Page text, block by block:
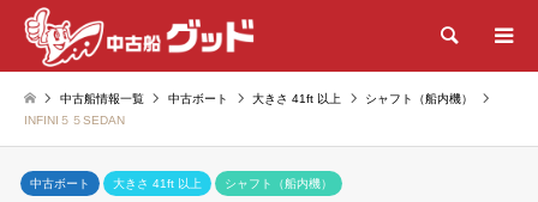
検索
中古船情報一覧 中古ボート 大きさ 41ft 以上
シャフト（船内機）
INFINI５５SEDAN
中古ボート 大きさ 41ft 以上 シャフト（船内機）